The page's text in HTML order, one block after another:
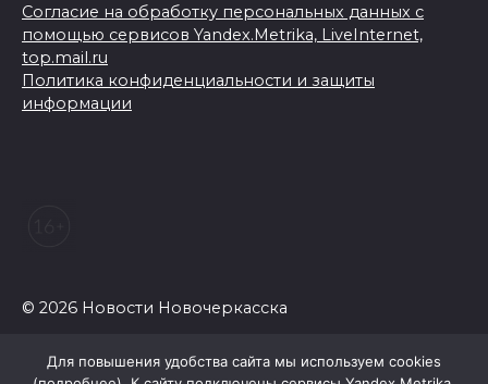
Согласие на обработку персональных данных с
помощью сервисов Yandex.Metrika, LiveInternet,
top.mail.ru
Политика конфиденциальности и защиты
информации
© 2026 Новости Новочеркасска
Для повышения удобства сайта мы используем cookies